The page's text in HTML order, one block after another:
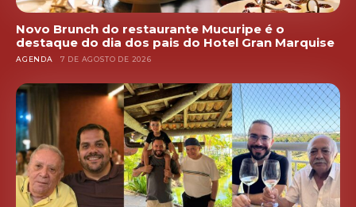
Novo Brunch do restaurante Mucuripe é o
destaque do dia dos pais do Hotel Gran Marquise
AGENDA 7 DE AGOSTO DE 2026